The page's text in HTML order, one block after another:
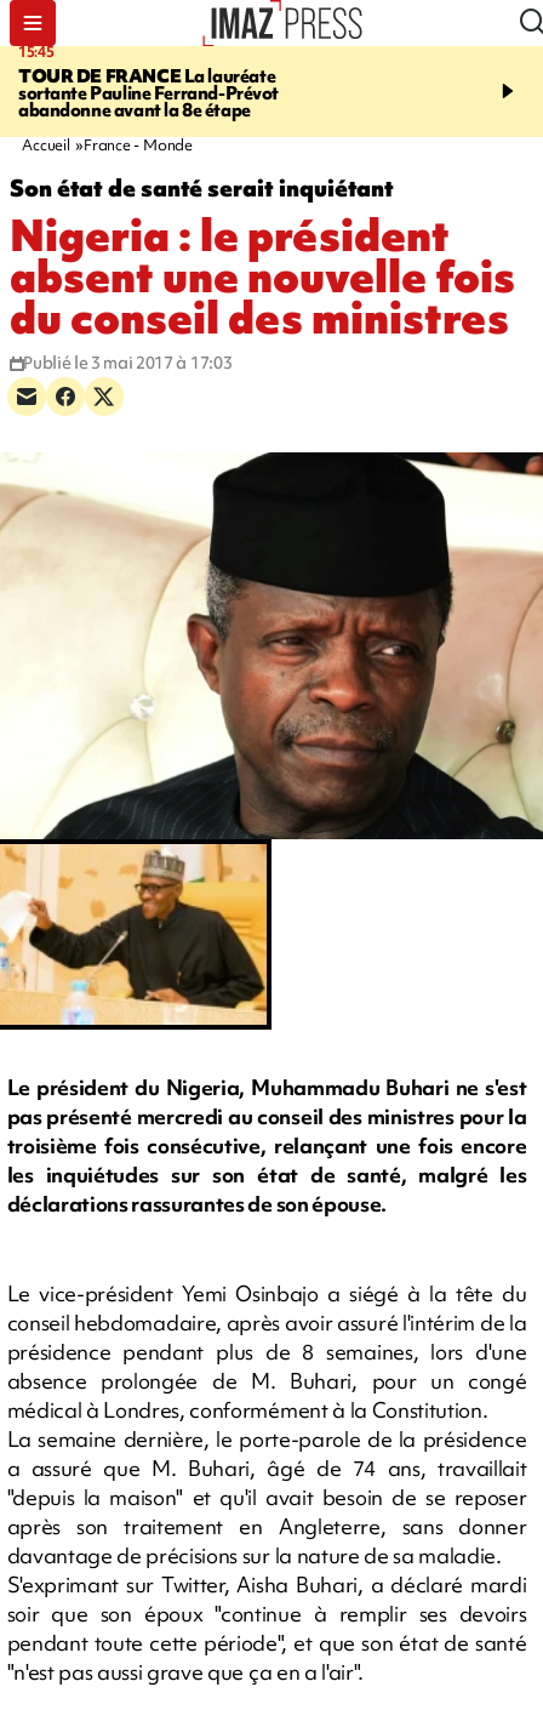
15:45
TOUR DE FRANCELa lauréate
sortante Pauline Ferrand-Prévot
abandonne avant la 8e étape
20:17
routière, concours de
Accueil France - Monde
Son état de santé serait inquiétant
Nigeria : le président
absent une nouvelle fois
du conseil des ministres
Publié le 3 mai 2017 à 17:03
Le président du Nigeria, Muhammadu Buhari ne s'est
pas présenté mercredi au conseil des ministres pour la
troisième fois consécutive, relançant une fois encore
les inquiétudes sur son état de santé, malgré les
déclarations rassurantes de son épouse.
Le vice-président Yemi Osinbajo a siégé à la tête du
conseil hebdomadaire, après avoir assuré l'intérim de la
présidence pendant plus de 8 semaines, lors d'une
absence prolongée de M. Buhari, pour un congé
médical à Londres, conformément à la Constitution.
La semaine dernière, le porte-parole de la présidence
a assuré que M. Buhari, âgé de 74 ans, travaillait
"depuis la maison" et qu'il avait besoin de se reposer
après son traitement en Angleterre, sans donner
davantage de précisions sur la nature de sa maladie.
S'exprimant sur Twitter, Aisha Buhari, a déclaré mardi
soir que son époux "continue à remplir ses devoirs
pendant toute cette période", et que son état de santé
"n'est pas aussi grave que ça en a l'air".